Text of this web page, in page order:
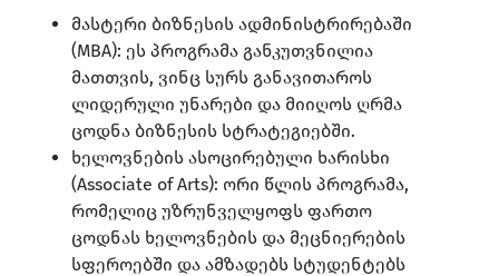
მასტერი ბიზნესის ადმინისტრირებაში
(MBA): ეს პროგრამა განკუთვნილია
მათთვის, ვინც სურს განავითაროს
ლიდერული უნარები და მიიღოს ღრმა
ცოდნა ბიზნესის სტრატეგიებში.​
ხელოვნების ასოცირებული ხარისხი
(Associate of Arts): ორი წლის პროგრამა,
რომელიც უზრუნველყოფს ფართო
ცოდნას ხელოვნების და მეცნიერების
სფეროებში და ამზადებს სტუდენტებს